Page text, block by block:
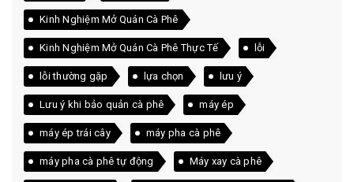
Kinh Nghiệm Mở Quán Cà Phê
Kinh Nghiệm Mở Quán Cà Phê Thực Tế lỗi
lỗi thường gặp lựa chọn lưu ý
Lưu ý khi bảo quản cà phê máy ép
máy ép trái cây máy pha cà phê
máy pha cà phê tự động Máy xay cà phê